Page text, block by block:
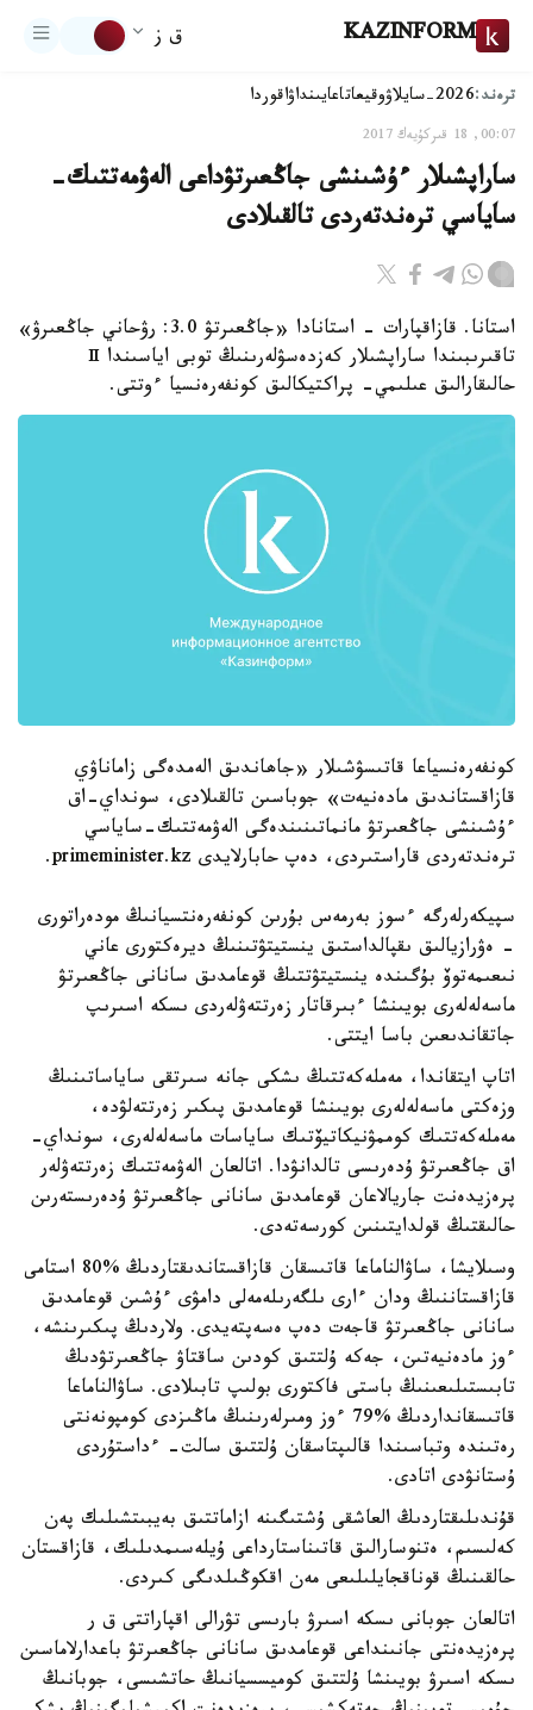
KAZINFORM ق ز
ترەند:2026-سايلاۋ وقيعاتاعايىنداۋاقوردا
00:07, 18 قىركۇيەك 2017
ساراپشىلار ءۇشىنشى جاڭعىرتۋداعى الەۋمەتتىك-
ساياسي ترەندتەردى تالقىلادى
استانا. قازاقپارات - استانادا «جاڭعىرتۋ 3.0: رۋحاني جاڭعىرۋ»
تاقىرىبىندا ساراپشىلار كەزدەسۋلەرىنىڭ توبى اياسىندا Ⅱ
حالىقارالىق عىلىمي- پراكتيكالىق كونفەرەنسيا ءوتتى.
كونفەرەنسياعا قاتىسۋشىلار «جاھاندىق الەمدەگى زاماناۋي
قازاقستاندىق مادەنيەت» جوباسىن تالقىلادى، سونداي-اق
ءۇشىنشى جاڭعىرتۋ مانماتىنىندەگى الەۋمەتتىك-ساياسي
ترەندتەردى قاراستىردى، دەپ حابارلايدى primeminister.kz.
سپيكەرلەرگە ءسوز بەرمەس بۇرىن كونفەرەنتسيانىڭ مودەراتورى
- ەۋرازيالىق ىقپالداستىق ينستيتۋتىنىڭ ديرەكتورى عاني
نىعىمەتوۆ بۇگىندە ينستيتۋتتىڭ قوعامدىق سانانى جاڭعىرتۋ
ماسەلەلەرى بويىنشا ءبىرقاتار زەرتتەۋلەردى ىسكە اسىرىپ
جاتقاندىعىن باسا ايتتى.
اتاپ ايتقاندا، مەملەكەتتىڭ ىشكى جانە سىرتقى ساياساتىنىڭ
وزەكتى ماسەلەلەرى بويىنشا قوعامدىق پىكىر زەرتتەلۋدە،
مەملەكەتتىك كوممۋنيكاتيۆتىك ساياسات ماسەلەلەرى، سونداي-
اق جاڭعىرتۋ ۇدەرىسى تالدانۋدا. اتالعان الەۋمەتتىك زەرتتەۋلەر
پرەزيدەنت جاريالاعان قوعامدىق سانانى جاڭعىرتۋ ۇدەرىستەرىن
حالىقتىڭ قولدايتىنىن كورسەتەدى.
وسىلايشا، ساۋالناماعا قاتىسقان قازاقستاندىقتاردىڭ %80 استامى
قازاقستاننىڭ ودان ءارى ىلگەرىلەمەلى دامۋى ءۇشىن قوعامدىق
سانانى جاڭعىرتۋ قاجەت دەپ ەسەپتەيدى. ولاردىڭ پىكىرىنشە،
ءوز مادەنيەتىن، جەكە ۇلتتىق كودىن ساقتاۋ جاڭعىرتۋدىڭ
تابىستىلىعىنىڭ باستى فاكتورى بولىپ تابىلادى. ساۋالناماعا
قاتىسقانداردىڭ %79 ءوز ومىرلەرىنىڭ ماڭىزدى كومپونەنتى
رەتىندە وتباسىندا قالىپتاسقان ۇلتتىق سالت- ءداستۇردى
ۇستانۋدى اتادى.
قۇندىلىقتاردىڭ العاشقى ۇشتىگىنە ازاماتتىق بەيبىتشىلىك پەن
كەلىسىم، ەتنوسارالىق قاتىناستارداعى ۇيلەسىمدىلىك، قازاقستان
حالقىنىڭ قوناقجايلىلىعى مەن اقكوڭىلدىگى كىردى.
اتالعان جوبانى ىسكە اسىرۋ بارىسى تۋرالى اقپاراتتى ق ر
پرەزيدەنتى جانىنداعى قوعامدىق سانانى جاڭعىرتۋ باعدارلاماسىن
ىسكە اسىرۋ بويىنشا ۇلتتىق كوميسسيانىڭ حاتشىسى، جوبانىڭ